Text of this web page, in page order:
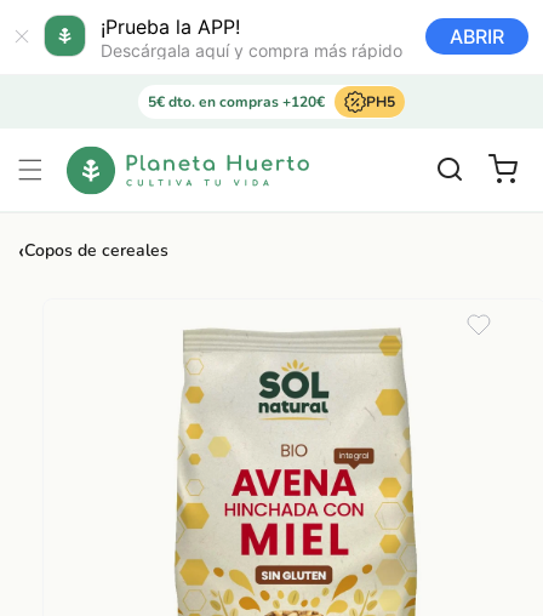
¡Prueba la APP!
Descárgala aquí y compra más rápido
ABRIR
directamente
al contenido
5€ dto. en compras +120€ PH5
Carrito
‹Copos de cereales